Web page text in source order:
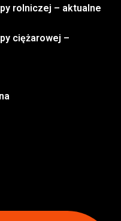
rolniczej – aktualne
ciężarowej –